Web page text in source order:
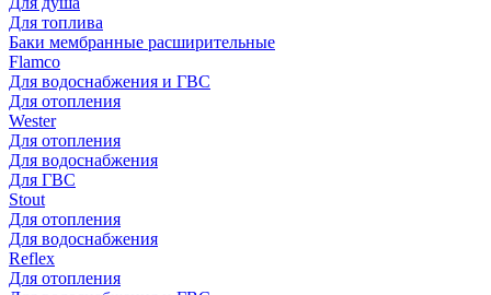
Для топлива
Баки мембранные расширительные
Flamco
Для водоснабжения и ГВС
Для отопления
Wester
Для отопления
Для водоснабжения
Для ГВС
Stout
Для отопления
Для водоснабжения
Reflex
Для отопления